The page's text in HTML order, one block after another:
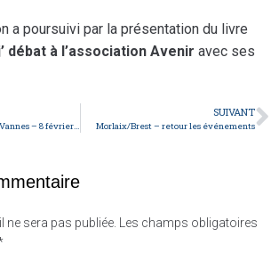
a poursuivi par la présentation du livre
débat à l’association Avenir avec ses
Conférence de presse à Vannes – 8 février 2017
SUIVANT
Morlaix/Brest – retour les événements
ne sera pas publiée. Les champs obligatoires